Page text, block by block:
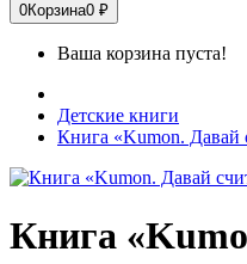
0Корзина0 ₽
Ваша корзина пуста!
Детские книги
Книга «Kumon. Давай
Книга